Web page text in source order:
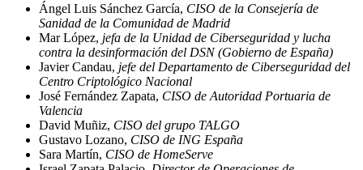
Ángel Luis Sánchez García, CISO de la Consejería de
Sanidad de la Comunidad de Madrid
Mar López, jefa de la Unidad de Ciberseguridad y lucha
contra la desinformación del DSN (Gobierno de España)
Javier Candau, jefe del Departamento de Ciberseguridad del
Centro Criptológico Nacional
José Fernández Zapata, CISO de Autoridad Portuaria de
Valencia
David Muñiz, CISO del grupo TALGO
Gustavo Lozano, CISO de ING España
Sara Martín, CISO de HomeServe